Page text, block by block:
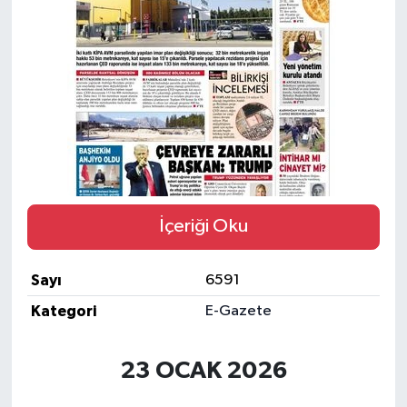
İçeriği Oku
Sayı
6591
Kategori
E-Gazete
23 OCAK 2026
Eğitim
Sağlık
Magazin
Turizm
Sivil Toplum